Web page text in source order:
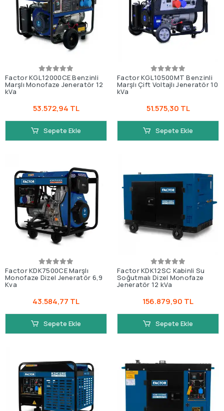
Factor KGL12000CE Benzinli
Marşlı Monofaze Jeneratör 12
kVa
53.572,94 TL
Sepete Ekle
Factor KGL10500MT Benzinli
Marşlı Çift Voltajlı Jeneratör 10
kVa
51.575,30 TL
Sepete Ekle
Factor KDK7500CE Marşlı
Monofaze Dizel Jeneratör 6,9
Kva
43.584,77 TL
Sepete Ekle
Factor KDK12SC Kabinli Su
Soğutmalı Dizel Monofaze
Jeneratör 12 kVa
156.879,90 TL
Sepete Ekle